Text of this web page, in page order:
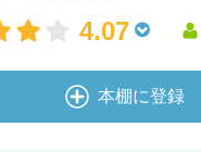
4.07
本棚に登録